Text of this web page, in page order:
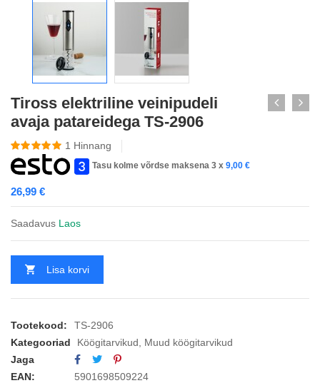
Tiross elektriline veinipudeli
avaja patareidega TS-2906
1 Hinnang
Tasu kolme võrdse maksena 3 x 9,00 €
26,99 €
Saadavus Laos
Lisa korvi
Tootekood:
TS-2906
Kategooriad
Köögitarvikud
Muud köögitarvikud
Jaga
EAN:
5901698509224